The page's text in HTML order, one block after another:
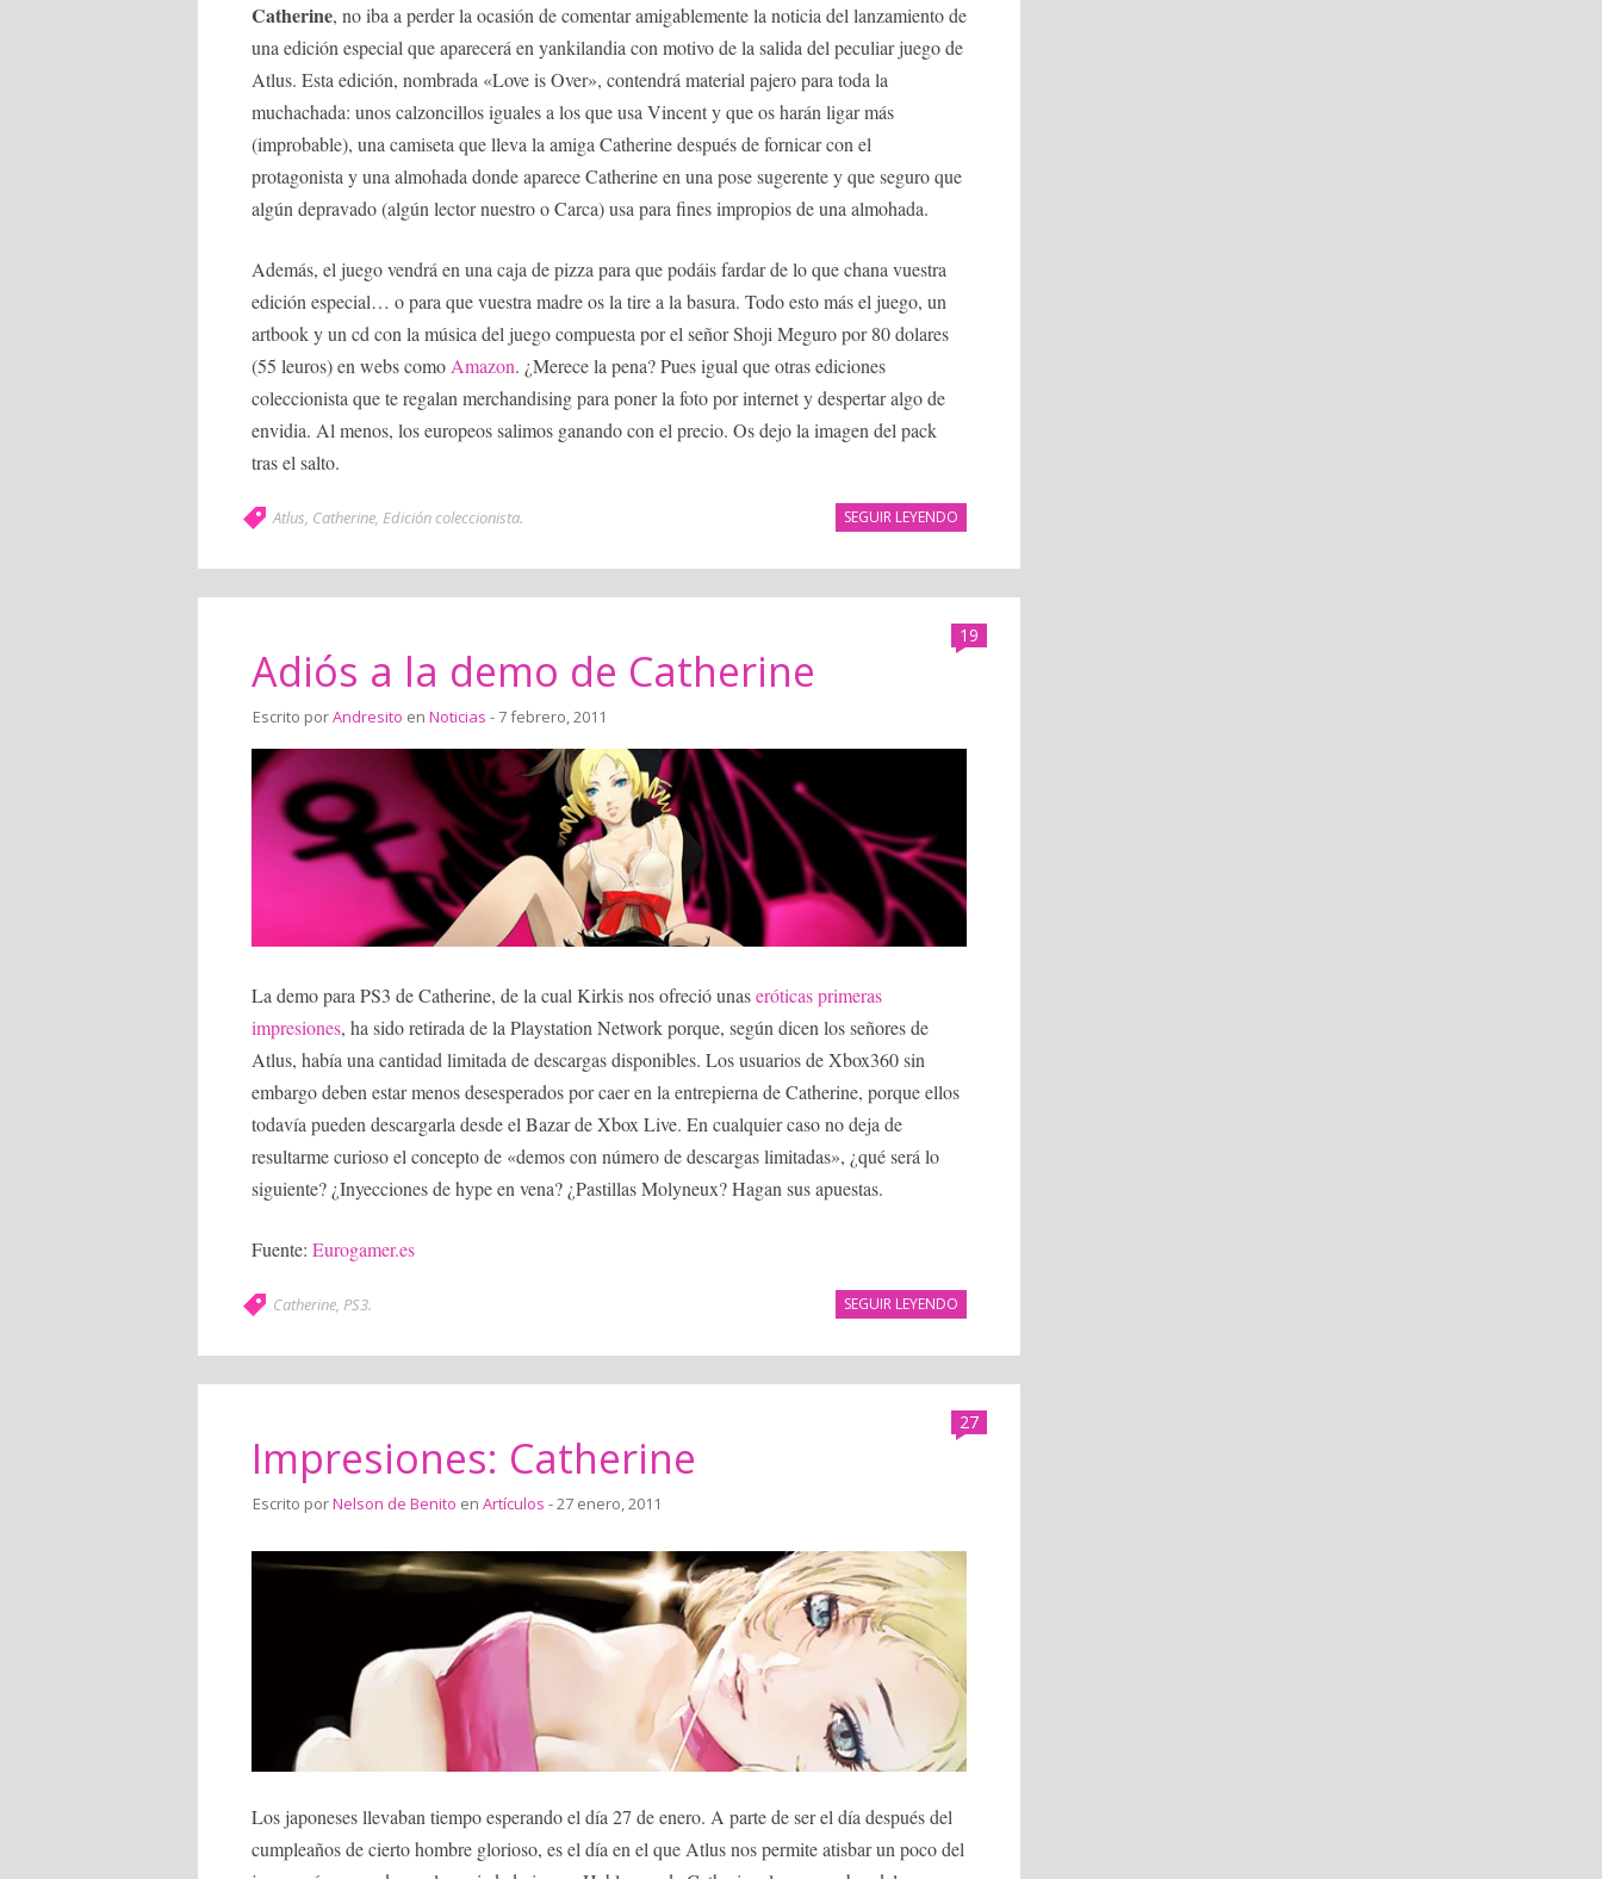
Catherine, no iba a perder la ocasión de comentar amigablemente la noticia del lanzamiento de
una edición especial que aparecerá en yankilandia con motivo de la salida del peculiar juego de
Atlus. Esta edición, nombrada «Love is Over», contendrá material pajero para toda la
muchachada: unos calzoncillos iguales a los que usa Vincent y que os harán ligar más
(improbable), una camiseta que lleva la amiga Catherine después de fornicar con el
protagonista y una almohada donde aparece Catherine en una pose sugerente y que seguro que
algún depravado (algún lector nuestro o Carca) usa para fines impropios de una almohada.
Además, el juego vendrá en una caja de pizza para que podáis fardar de lo que chana vuestra
edición especial… o para que vuestra madre os la tire a la basura. Todo esto más el juego, un
artbook y un cd con la música del juego compuesta por el señor Shoji Meguro por 80 dolares
(55 leuros) en webs como Amazon. ¿Merece la pena? Pues igual que otras ediciones
coleccionista que te regalan merchandising para poner la foto por internet y despertar algo de
envidia. Al menos, los europeos salimos ganando con el precio. Os dejo la imagen del pack
tras el salto.
SEGUIR LEYENDO
Atlus Catherine Edición coleccionista.
19
Adiós a la demo de Catherine
Escrito porAndresito en Noticias - 7 febrero, 2011
La demo para PS3 de Catherine, de la cual Kirkis nos ofreció unaseróticas primeras
impresiones, ha sido retirada de la Playstation Network porque, según dicen los señores de
Atlus, había una cantidad limitada de descargas disponibles. Los usuarios de Xbox360 sin
embargo deben estar menos desesperados por caer en la entrepierna de Catherine, porque ellos
todavía pueden descargarla desde el Bazar de Xbox Live. En cualquier caso no deja de
resultarme curioso el concepto de «demos con número de descargas limitadas», ¿qué será lo
siguiente? ¿Inyecciones de hype en vena? ¿Pastillas Molyneux? Hagan sus apuestas.
Fuente: Eurogamer.es
SEGUIR LEYENDO
Catherine, PS3.
27
Impresiones: Catherine
Escrito porNelson de Benito en Artículos - 27 enero, 2011
Los japoneses llevaban tiempo esperando el día 27 de enero. A parte de ser el día después del
cumpleaños de cierto hombre glorioso, es el día en el que Atlus nos permite atisbar un poco del